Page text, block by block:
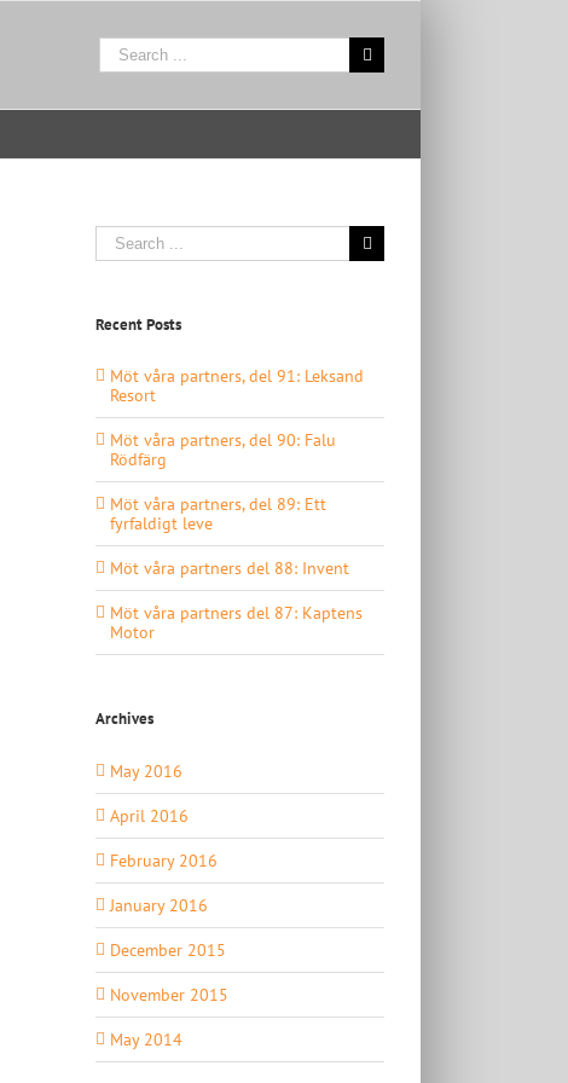
Search
for:
Search
for:
Recent Posts
Möt våra partners, del 91: Leksand
Resort
Möt våra partners, del 90: Falu
Rödfärg
Möt våra partners, del 89: Ett
fyrfaldigt leve
Möt våra partners del 88: Invent
Möt våra partners del 87: Kaptens
Motor
Archives
May 2016
April 2016
February 2016
January 2016
December 2015
November 2015
May 2014